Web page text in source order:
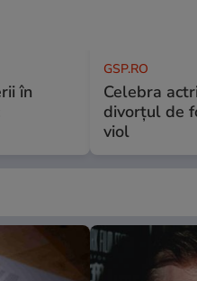
în
GSP.RO
Celebra
divorțul de
viol